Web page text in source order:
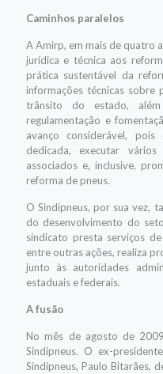
Caminhos paralelos
A Amirp, em mais de quatro
jurídica e técnica aos
prática sustentável da
informações técnicas sobre
trânsito do estado,
regulamentação e
avanço considerável,
dedicada, executar
associados e, inclusive,
reforma de pneus.
O Sindipneus, por sua vez,
do desenvolvimento do
sindicato presta serviços
entre outras ações, realiza
junto às autoridades
estaduais e federais.
A fusão
No mês de agosto de
Sindipneus. O ex-
Sindipneus, Paulo Bitarães,